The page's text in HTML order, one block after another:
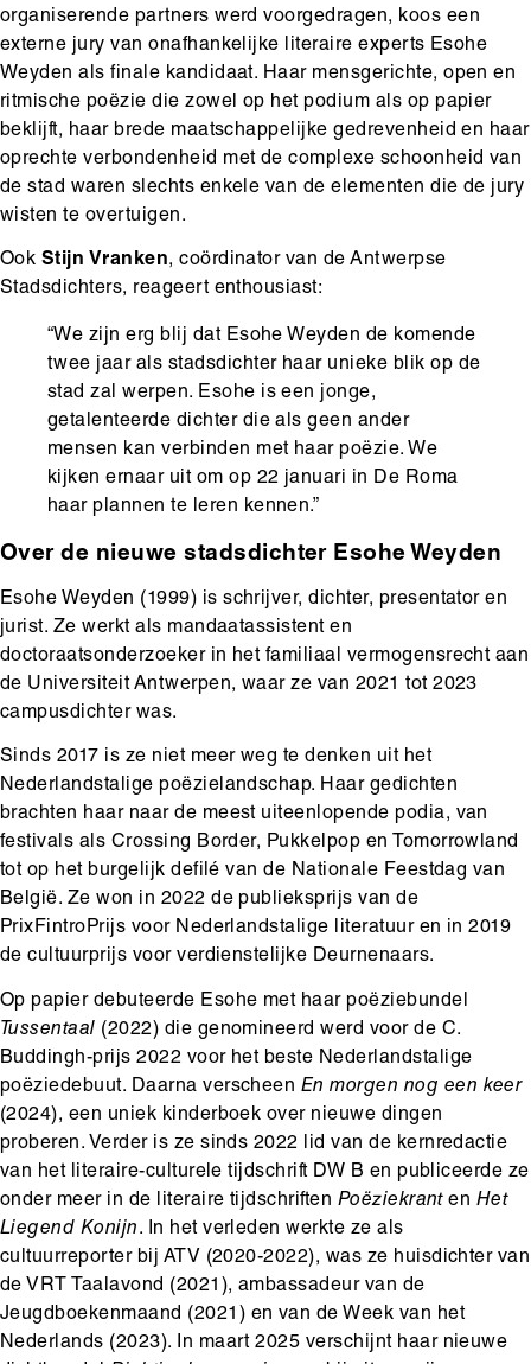
organiserende partners werd voorgedragen, koos een
externe jury van onafhankelijke literaire experts Esohe
Weyden als finale kandidaat. Haar mensgerichte, open en
ritmische poëzie die zowel op het podium als op papier
beklijft, haar brede maatschappelijke gedrevenheid en haar
oprechte verbondenheid met de complexe schoonheid van
de stad waren slechts enkele van de elementen die de jury
wisten te overtuigen.
Ook Stijn Vranken, coördinator van de Antwerpse
Stadsdichters, reageert enthousiast:
“We zijn erg blij dat Esohe Weyden de komende
twee jaar als stadsdichter haar unieke blik op de
stad zal werpen. Esohe is een jonge,
getalenteerde dichter die als geen ander
mensen kan verbinden met haar poëzie. We
kijken ernaar uit om op 22 januari in De Roma
haar plannen te leren kennen.”
Over de nieuwe stadsdichter Esohe Weyden
Esohe Weyden (1999) is schrijver, dichter, presentator en
jurist. Ze werkt als mandaatassistent en
doctoraatsonderzoeker in het familiaal vermogensrecht aan
de Universiteit Antwerpen, waar ze van 2021 tot 2023
campusdichter was.
Sinds 2017 is ze niet meer weg te denken uit het
Nederlandstalige poëzielandschap. Haar gedichten
brachten haar naar de meest uiteenlopende podia, van
festivals als Crossing Border, Pukkelpop en Tomorrowland
tot op het burgelijk defilé van de Nationale Feestdag van
België. Ze won in 2022 de publieksprijs van de
PrixFintroPrijs voor Nederlandstalige literatuur en in 2019
de cultuurprijs voor verdienstelijke Deurnenaars.
Op papier debuteerde Esohe met haar poëziebundel
Tussentaal (2022) die genomineerd werd voor de C.
Buddingh-prijs 2022 voor het beste Nederlandstalige
poëziedebuut. Daarna verscheen En morgen nog een keer
(2024), een uniek kinderboek over nieuwe dingen
proberen. Verder is ze sinds 2022 lid van de kernredactie
van het literaire-culturele tijdschrift DW B en publiceerde ze
onder meer in de literaire tijdschriften Poëziekranten Het
Liegend Konijn. In het verleden werkte ze als
cultuurreporter bij ATV (2020-2022), was ze huisdichter van
de VRT Taalavond (2021), ambassadeur van de
Jeugdboekenmaand (2021) en van de Week van het
Nederlands (2023). In maart 2025 verschijnt haar nieuwe